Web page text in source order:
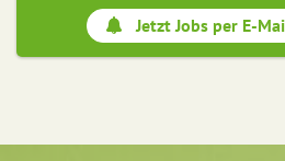
Jetzt Jobs per E-